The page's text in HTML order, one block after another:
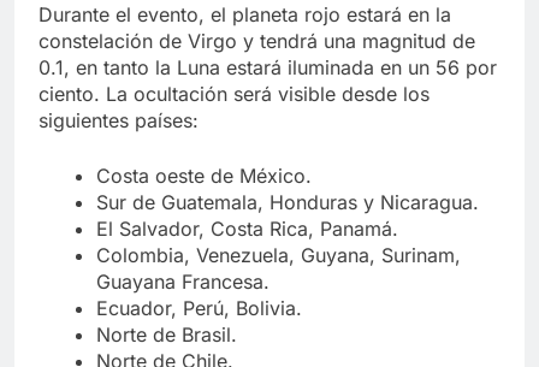
Durante el evento, el planeta rojo estará en la
constelación de Virgo y tendrá una magnitud de
0.1, en tanto la Luna estará iluminada en un 56 por
ciento. La ocultación será visible desde los
siguientes países:
Costa oeste de México.
Sur de Guatemala, Honduras y Nicaragua.
El Salvador, Costa Rica, Panamá.
Colombia, Venezuela, Guyana, Surinam,
Guayana Francesa.
Ecuador, Perú, Bolivia.
Norte de Brasil.
Norte de Chile.